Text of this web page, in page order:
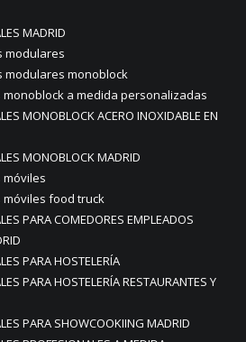
MADRID
modulares
modulares monoblock
a medida personalizadas
MONOBLOCK ACERO INOXIDABLE EN
MONOBLOCK MADRID
food truck
PARA COMEDORES EMPLEADOS
PARA HOSTELERÍA
PARA HOSTELERÍA RESTAURANTES Y
PARA SHOWCOOKIING MADRID